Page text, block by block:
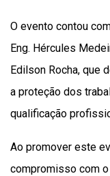
O evento contou
Eng. Hércules
Edilson Rocha, que
a proteção dos
qualificação
Ao promover este
compromisso com